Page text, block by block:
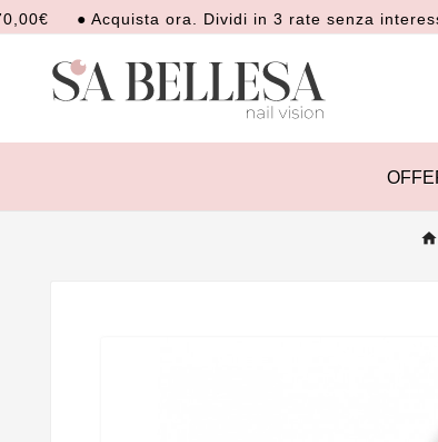
● Acquista ora. Dividi in 3 rate senza interessi con